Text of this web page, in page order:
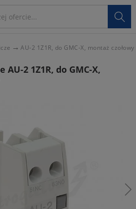

AU-2 1Z1R, do GMC-X, montaż czołowy
2 1Z1R, do GMC-X,